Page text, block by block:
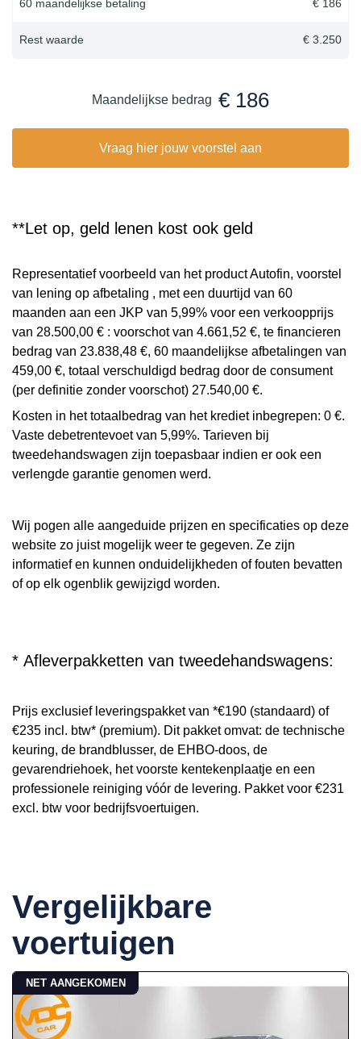
60 maandelijkse betaling € 186
Rest waarde € 3.250
Maandelijkse bedrag € 186
Vraag hier jouw voorstel aan
**Let op, geld lenen kost ook geld
Representatief voorbeeld van het product Autofin, voorstel
van lening op afbetaling , met een duurtijd van 60
maanden aan een JKP van 5,99% voor een verkoopprijs
van 28.500,00 € : voorschot van 4.661,52 €, te financieren
bedrag van 23.838,48 €, 60 maandelijkse afbetalingen van
459,00 €, totaal verschuldigd bedrag door de consument
(per definitie zonder voorschot) 27.540,00 €.
Kosten in het totaalbedrag van het krediet inbegrepen: 0 €.
Vaste debetrentevoet van 5,99%. Tarieven bij
tweedehandswagen zijn toepasbaar indien er ook een
verlengde garantie genomen werd.
Wij pogen alle aangeduide prijzen en specificaties op deze
website zo juist mogelijk weer te gegeven. Ze zijn
informatief en kunnen onduidelijkheden of fouten bevatten
of op elk ogenblik gewijzigd worden.
* Afleverpakketten van tweedehandswagens:
Prijs exclusief leveringspakket van *€190 (standaard) of
€235 incl. btw* (premium). Dit pakket omvat: de technische
keuring, de brandblusser, de EHBO-doos, de
gevarendriehoek, het voorste kentekenplaatje en een
professionele reiniging vóór de levering. Pakket voor €231
excl. btw voor bedrijfsvoertuigen.
Vergelijkbare
voertuigen
NET AANGEKOMEN